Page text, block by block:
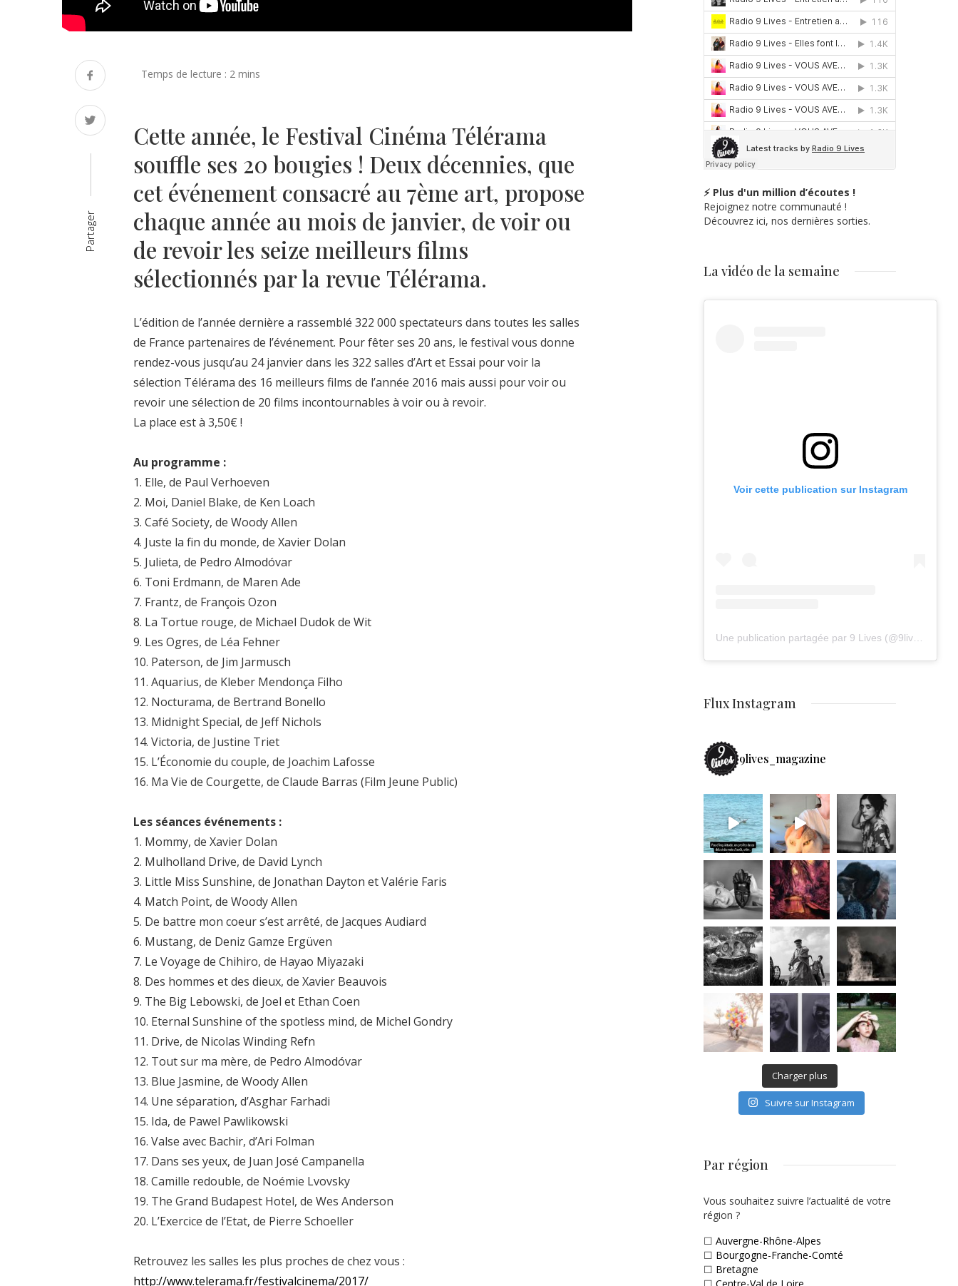
Partager
Cette année, le Festival Cinéma Télérama
souffle ses 20 bougies ! Deux décennies, que
cet événement consacré au 7ème art, propose
chaque année au mois de janvier, de voir ou
de revoir les seize meilleurs films
sélectionnés par la revue Télérama.
L’édition de l’année dernière a rassemblé 322 000 spectateurs dans toutes les salles
de France partenaires de l’événement. Pour fêter ses 20 ans, le festival vous donne
rendez-vous jusqu’au 24 janvier dans les 322 salles d’Art et Essai pour voir la
sélection Télérama des 16 meilleurs films de l’année 2016 mais aussi pour voir ou
revoir une sélection de 20 films incontournables à voir ou à revoir.
La place est à 3,50€ !
Au programme :
1. Elle, de Paul Verhoeven
2. Moi, Daniel Blake, de Ken Loach
3. Café Society, de Woody Allen
4. Juste la fin du monde, de Xavier Dolan
5. Julieta, de Pedro Almodóvar
6. Toni Erdmann, de Maren Ade
7. Frantz, de François Ozon
8. La Tortue rouge, de Michael Dudok de Wit
9. Les Ogres, de Léa Fehner
10. Paterson, de Jim Jarmusch
11. Aquarius, de Kleber Mendonça Filho
12. Nocturama, de Bertrand Bonello
13. Midnight Special, de Jeff Nichols
14. Victoria, de Justine Triet
15. L’Économie du couple, de Joachim Lafosse
16. Ma Vie de Courgette, de Claude Barras (Film Jeune Public)
Les séances événements :
1. Mommy, de Xavier Dolan
2. Mulholland Drive, de David Lynch
3. Little Miss Sunshine, de Jonathan Dayton et Valérie Faris
4. Match Point, de Woody Allen
5. De battre mon coeur s’est arrêté, de Jacques Audiard
6. Mustang, de Deniz Gamze Ergüven
7. Le Voyage de Chihiro, de Hayao Miyazaki
8. Des hommes et des dieux, de Xavier Beauvois
9. The Big Lebowski, de Joel et Ethan Coen
10. Eternal Sunshine of the spotless mind, de Michel Gondry
11. Drive, de Nicolas Winding Refn
12. Tout sur ma mère, de Pedro Almodóvar
13. Blue Jasmine, de Woody Allen
14. Une séparation, d’Asghar Farhadi
15. Ida, de Pawel Pawlikowski
16. Valse avec Bachir, d’Ari Folman
17. Dans ses yeux, de Juan José Campanella
18. Camille redouble, de Noémie Lvovsky
19. The Grand Budapest Hotel, de Wes Anderson
20. L’Exercice de l’Etat, de Pierre Schoeller
Retrouvez les salles les plus proches de chez vous :
http://www.telerama.fr/festivalcinema/2017/
⚡ Plus d'un million d’écoutes !
Rejoignez notre communauté !
Découvrez ici, nos dernières sorties.
La vidéo de la semaine
Voir cette publication sur Instagram
Flux Instagram
9lives_magazine
Charger plus
Suivre sur Instagram
Par région
Vous souhaitez suivre l’actualité de votre
région ?
☐ Auvergne-Rhône-Alpes
☐ Bourgogne-Franche-Comté
☐ Bretagne